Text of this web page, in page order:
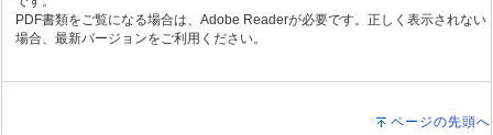
PDF書類をご覧になる場合は、Adobe Readerが必要です。正しく表示されない
場合、最新バージョンをご利用ください。
ページの先頭へ